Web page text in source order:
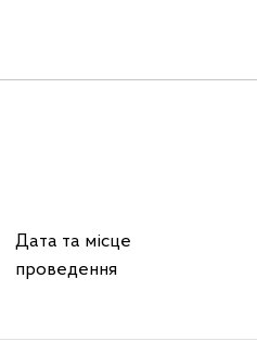
Дата та місце
проведення